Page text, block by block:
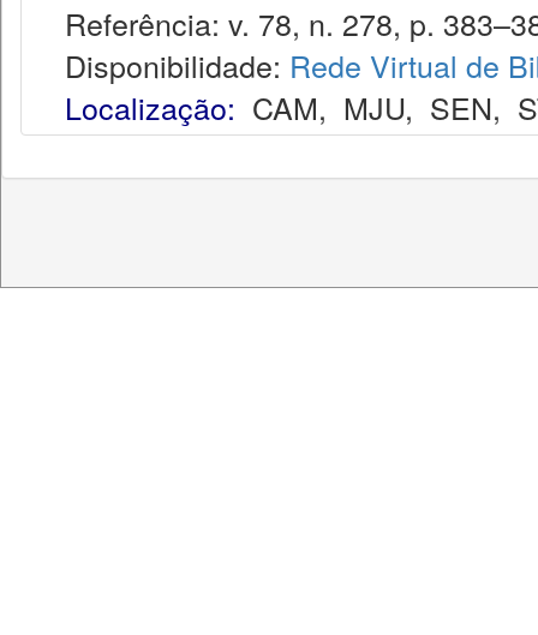
Referência: v. 78, n. 278, p.
Disponibilidade: Rede Virtual de
Localização: CAM, MJU, SEN,